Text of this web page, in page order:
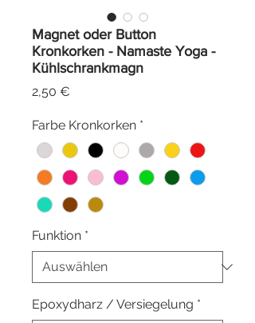
Magnet oder Button
Kronkorken - Namaste Yoga -
Kühlschrankmagn
2,50 €
Farbe Kronkorken *
Funktion *
Epoxydharz / Versiegelung *